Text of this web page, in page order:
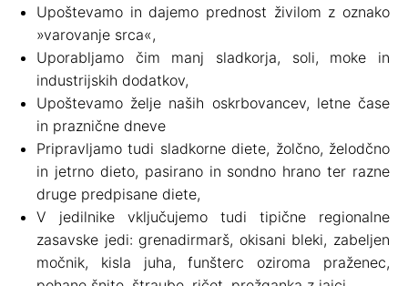
Upoštevamo in dajemo prednost živilom z oznako
»varovanje srca«,
Uporabljamo čim manj sladkorja, soli, moke in
industrijskih dodatkov,
Upoštevamo želje naših oskrbovancev, letne čase
in praznične dneve
Pripravljamo tudi sladkorne diete, žolčno, želodčno
in jetrno dieto, pasirano in sondno hrano ter razne
druge predpisane diete,
V jedilnike vključujemo tudi tipične regionalne
zasavske jedi: grenadirmarš, okisani bleki, zabeljen
močnik, kisla juha, funšterc oziroma praženec,